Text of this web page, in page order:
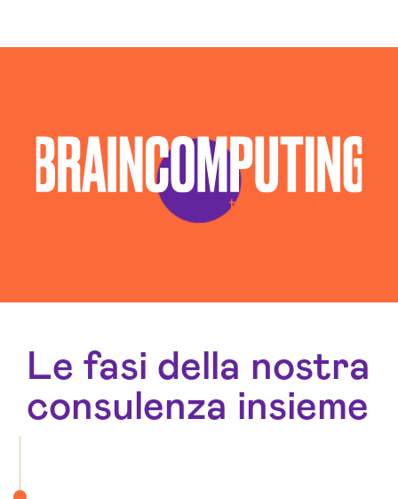
Le fasi della nostra
consulenza insieme